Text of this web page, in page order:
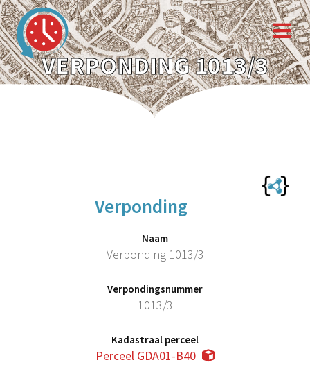
VERPONDING 1013/3
Verponding
Naam
Verponding 1013/3
Verpondingsnummer
1013/3
Kadastraal perceel
Perceel GDA01-B40